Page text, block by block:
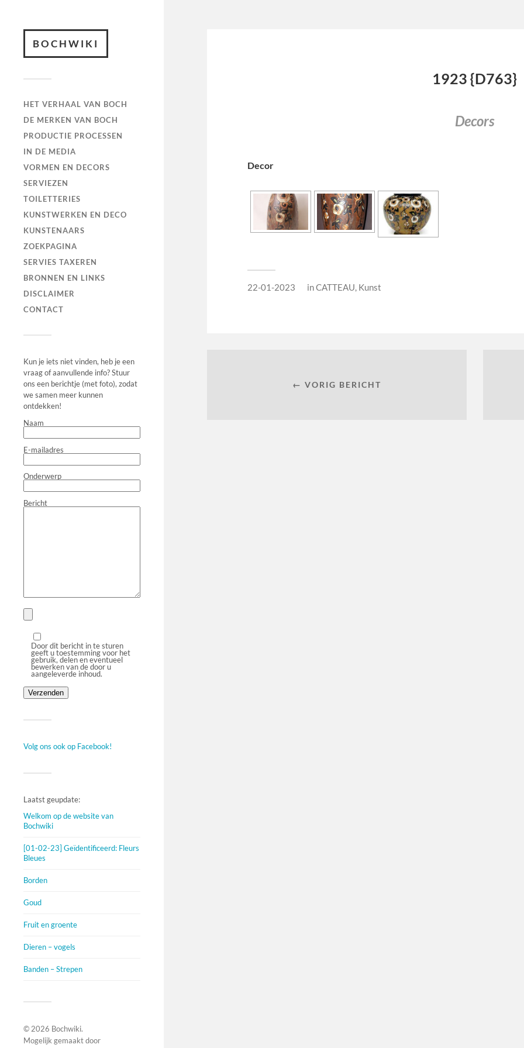
BOCHWIKI
HET VERHAAL VAN BOCH
DE MERKEN VAN BOCH
PRODUCTIE PROCESSEN
IN DE MEDIA
VORMEN EN DECORS
SERVIEZEN
TOILETTERIES
KUNSTWERKEN EN DECO
KUNSTENAARS
ZOEKPAGINA
SERVIES TAXEREN
BRONNEN EN LINKS
DISCLAIMER
CONTACT
Kun je iets niet vinden, heb je een
vraag of aanvullende info? Stuur
ons een berichtje (met foto), zodat
we samen meer kunnen
ontdekken!
Naam
E-mailadres
Onderwerp
Bericht
Door dit bericht in te sturen
geeft u toestemming voor het
gebruik, delen en eventueel
bewerken van de door u
aangeleverde inhoud.
Volg ons ook op Facebook!
Laatst geupdate:
Welkom op de website van
Bochwiki
[01-02-23] Geïdentificeerd: Fleurs
Bleues
Borden
Goud
Fruit en groente
Dieren – vogels
Banden – Strepen
© 2026 Bochwiki.
Mogelijk gemaakt door
1923 {D763}
Decors
Decor
22-01-2023 inCATTEAU, Kunst
← VORIG BERICHT